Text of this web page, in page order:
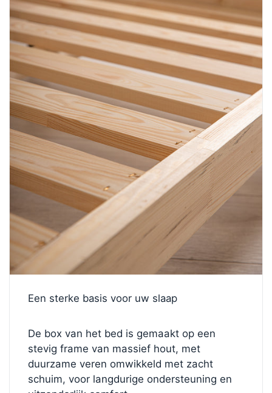
Een sterke basis voor uw slaap
De box van het bed is gemaakt op een
stevig frame van massief hout, met
duurzame veren omwikkeld met zacht
schuim, voor langdurige ondersteuning en